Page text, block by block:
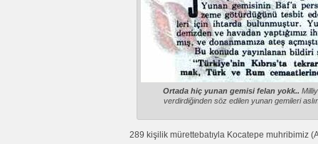
Ortada hiç yunan gemisi felan yokk..
verdirdiğinden söz edilen yunan gemileri
289 kişilik mürettebatıyla Kocatepe muhribimiz